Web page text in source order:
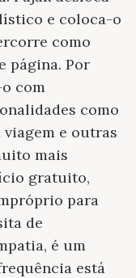
e coloca-o
como
página. Por
com
como
e outras
mais
gratuito,
para
de
é um
está